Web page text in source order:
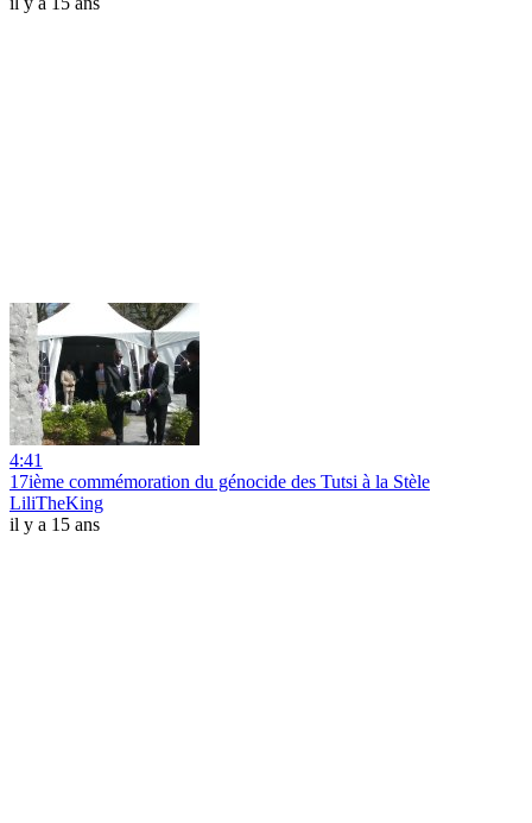
4:41
17ième commémoration du génocide des Tutsi à la Stèle
LiliTheKing
il y a 15 ans